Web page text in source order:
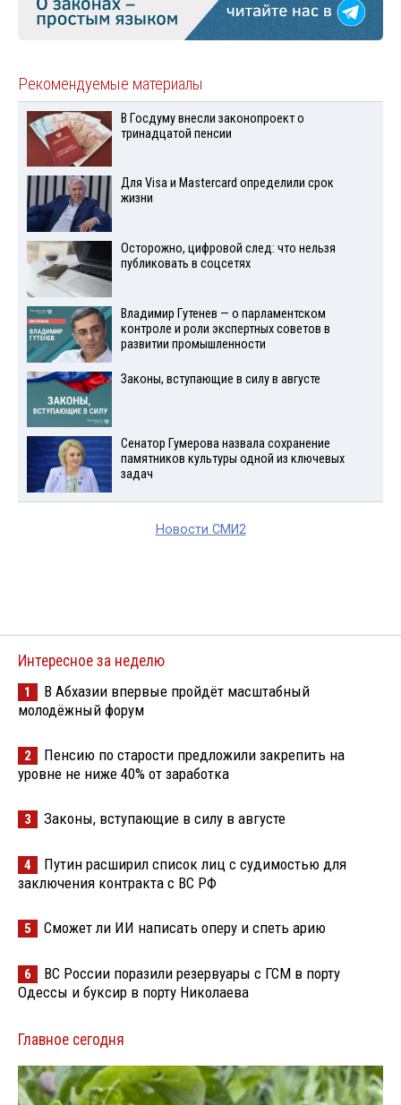
Рекомендуемые материалы
В Госдуму внесли законопроект о
тринадцатой пенсии
Для Visа и Mastercard определили срок
жизни
Осторожно, цифровой след: что нельзя
публиковать в соцсетях
Владимир Гутенев — о парламентском
контроле и роли экспертных советов в
развитии промышленности
Законы, вступающие в силу в августе
Сенатор Гумерова назвала сохранение
памятников культуры одной из ключевых
задач
Новости СМИ2
Интересное за неделю
1
В Абхазии впервые пройдёт масштабный
молодёжный форум
2
Пенсию по старости предложили закрепить на
уровне не ниже 40% от заработка
3 Законы, вступающие в силу в августе
4
Путин расширил список лиц с судимостью для
заключения контракта с ВС РФ
5 Сможет ли ИИ написать оперу и спеть арию
6
ВС России поразили резервуары с ГСМ в порту
Одессы и буксир в порту Николаева
Главное сегодня